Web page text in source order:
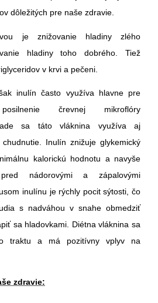
dôležitých pre naše zdravie.
je znižovanie hladiny zlého
hladiny toho dobrého. Tiež
v krvi a pečeni.
inulín často využíva hlavne pre
črevnej mikroflóry
sa táto vláknina využíva aj
Inulín znižuje glykemický
kalorickú hodnotu a navyše
nádorovými a zápalovými
inulínu je rýchly pocit sýtosti, čo
s nadváhou v snahe obmedziť
sa hladovkami. Diétna vláknina sa
traktu a má pozitívny vplyv na
zdravie: